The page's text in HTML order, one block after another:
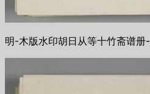
明-木版水印胡日从等十竹斋谱册-